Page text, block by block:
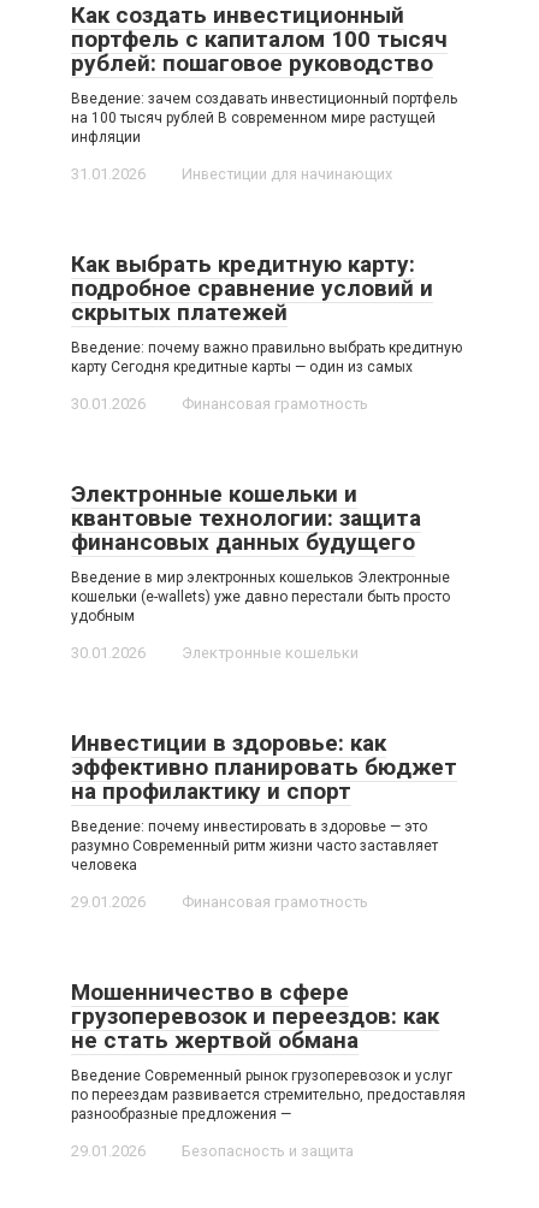
Как создать инвестиционный
портфель с капиталом 100 тысяч
рублей: пошаговое руководство
Введение: зачем создавать инвестиционный портфель
на 100 тысяч рублей В современном мире растущей
инфляции
31.01.2026 Инвестиции для начинающих
Как выбрать кредитную карту:
подробное сравнение условий и
скрытых платежей
Введение: почему важно правильно выбрать кредитную
карту Сегодня кредитные карты — один из самых
30.01.2026 Финансовая грамотность
Электронные кошельки и
квантовые технологии: защита
финансовых данных будущего
Введение в мир электронных кошельков Электронные
кошельки (e-wallets) уже давно перестали быть просто
удобным
30.01.2026 Электронные кошельки
Инвестиции в здоровье: как
эффективно планировать бюджет
на профилактику и спорт
Введение: почему инвестировать в здоровье — это
разумно Современный ритм жизни часто заставляет
человека
29.01.2026 Финансовая грамотность
Мошенничество в сфере
грузоперевозок и переездов: как
не стать жертвой обмана
Введение Современный рынок грузоперевозок и услуг
по переездам развивается стремительно, предоставляя
разнообразные предложения —
29.01.2026 Безопасность и защита